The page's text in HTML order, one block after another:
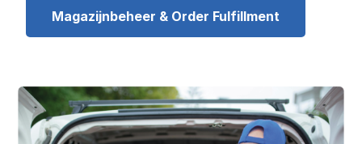
Magazijnbeheer & Order Fulfillment